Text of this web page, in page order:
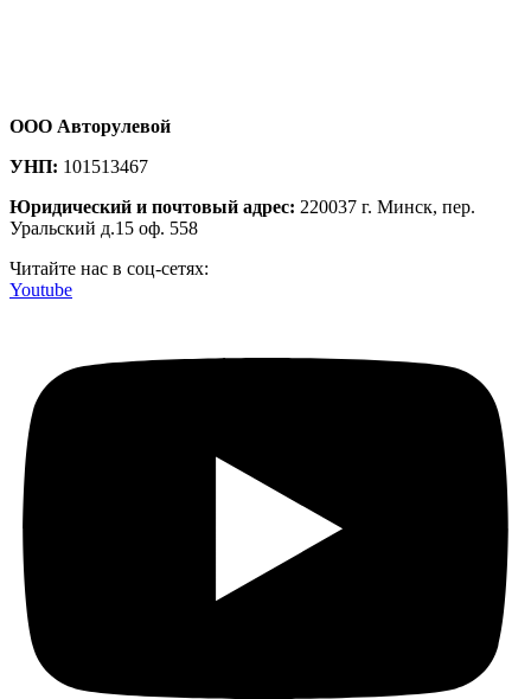
ООО Авторулевой
УНП: 101513467
Юридический и почтовый адрес: 220037 г. Минск, пер.
Уральский д.15 оф. 558
Читайте нас в соц-сетях:
Youtube